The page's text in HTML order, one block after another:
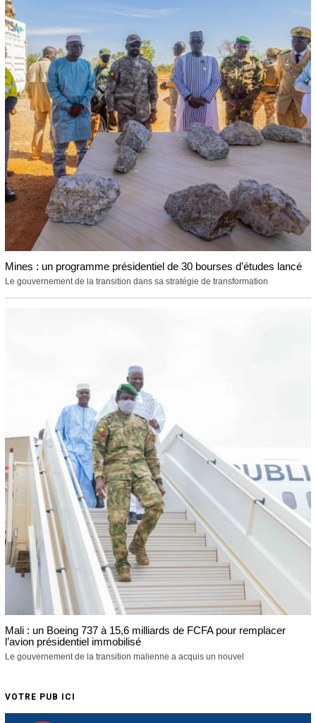
Mines : un programme présidentiel de 30 bourses d’études lancé
Le gouvernement de la transition dans sa stratégie de transformation
Mali : un Boeing 737 à 15,6 milliards de FCFA pour remplacer
l’avion présidentiel immobilisé
Le gouvernement de la transition malienne a acquis un nouvel
VOTRE PUB ICI